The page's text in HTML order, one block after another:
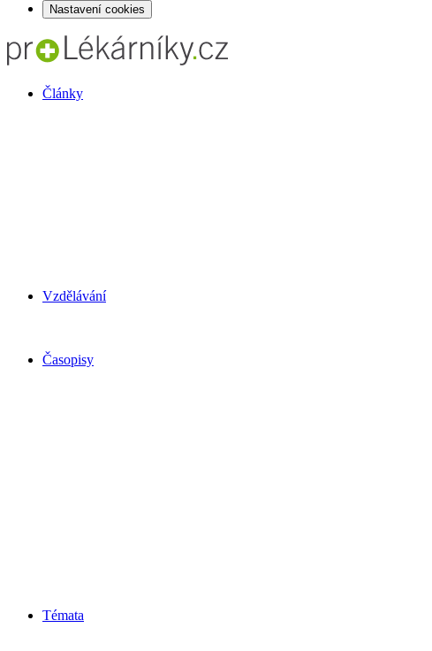
Nastavení cookies
Články
Vzdělávání
Časopisy
Témata